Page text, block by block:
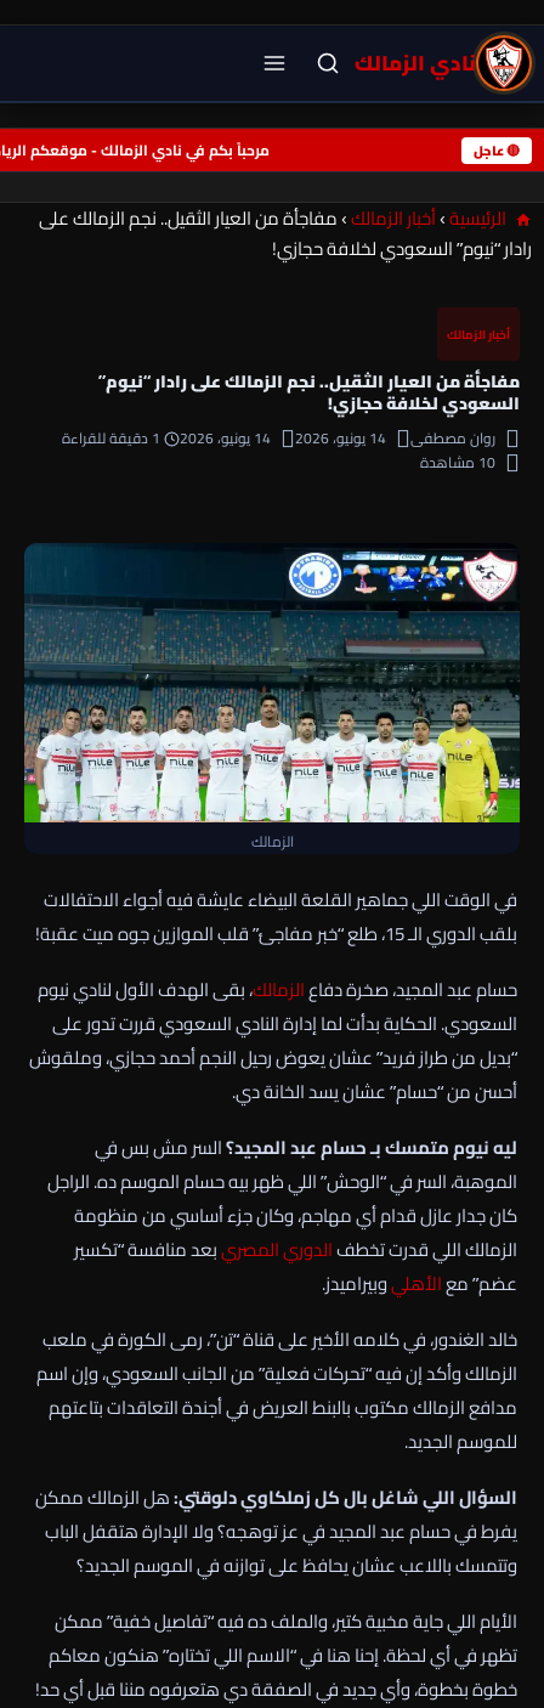
نادي الزمالك
🔴 عاجل مرحباً بكم في نادي الزمالك - موقعكم
الرئيسية›أخبار الزمالك›مفاجأة من العيار الثقيل.. نجم الزمالك على
رادار “نيوم” السعودي لخلافة حجازي!
أخبار الزمالك
مفاجأة من العيار الثقيل.. نجم الزمالك على رادار “نيوم”
السعودي لخلافة حجازي!
روان مصطفى 14 يونيو، 2026 14 يونيو، 2026
1 دقيقة للقراءة
10 مشاهدة
الزمالك
في الوقت اللي جماهير القلعة البيضاء عايشة فيه أجواء الاحتفالات
بلقب الدوري الـ 15، طلع “خبر مفاجئ” قلب الموازين جوه ميت عقبة!
حسام عبد المجيد، صخرة دفاعالزمالك، بقى الهدف الأول لنادي نيوم
السعودي. الحكاية بدأت لما إدارة النادي السعودي قررت تدور على
“بديل من طراز فريد” عشان يعوض رحيل النجم أحمد حجازي، وملقوش
أحسن من “حسام” عشان يسد الخانة دي.
ليه نيوم متمسك بـ حسام عبد المجيد؟السر مش بس في
الموهبة، السر في “الوحش” اللي ظهر بيه حسام الموسم ده. الراجل
كان جدار عازل قدام أي مهاجم، وكان جزء أساسي من منظومة
الزمالك اللي قدرت تخطفالدوري المصريبعد منافسة “تكسير
عضم” معالأهليوبيراميدز.
خالد الغندور، في كلامه الأخير على قناة “تن”، رمى الكورة في ملعب
الزمالك وأكد إن فيه “تحركات فعلية” من الجانب السعودي، وإن اسم
مدافع الزمالك مكتوب بالبنط العريض في أجندة التعاقدات بتاعتهم
للموسم الجديد.
السؤال اللي شاغل بال كل زملكاوي دلوقتي:هل الزمالك ممكن
يفرط في حسام عبد المجيد في عز توهجه؟ ولا الإدارة هتقفل الباب
وتتمسك باللاعب عشان يحافظ على توازنه في الموسم الجديد؟
الأيام اللي جاية مخبية كتير، والملف ده فيه “تفاصيل خفية” ممكن
تظهر في أي لحظة. إحنا هنا في “الاسم اللي تختاره” هنكون معاكم
خطوة بخطوة، وأي جديد في الصفقة دي هتعرفوه مننا قبل أي حد!